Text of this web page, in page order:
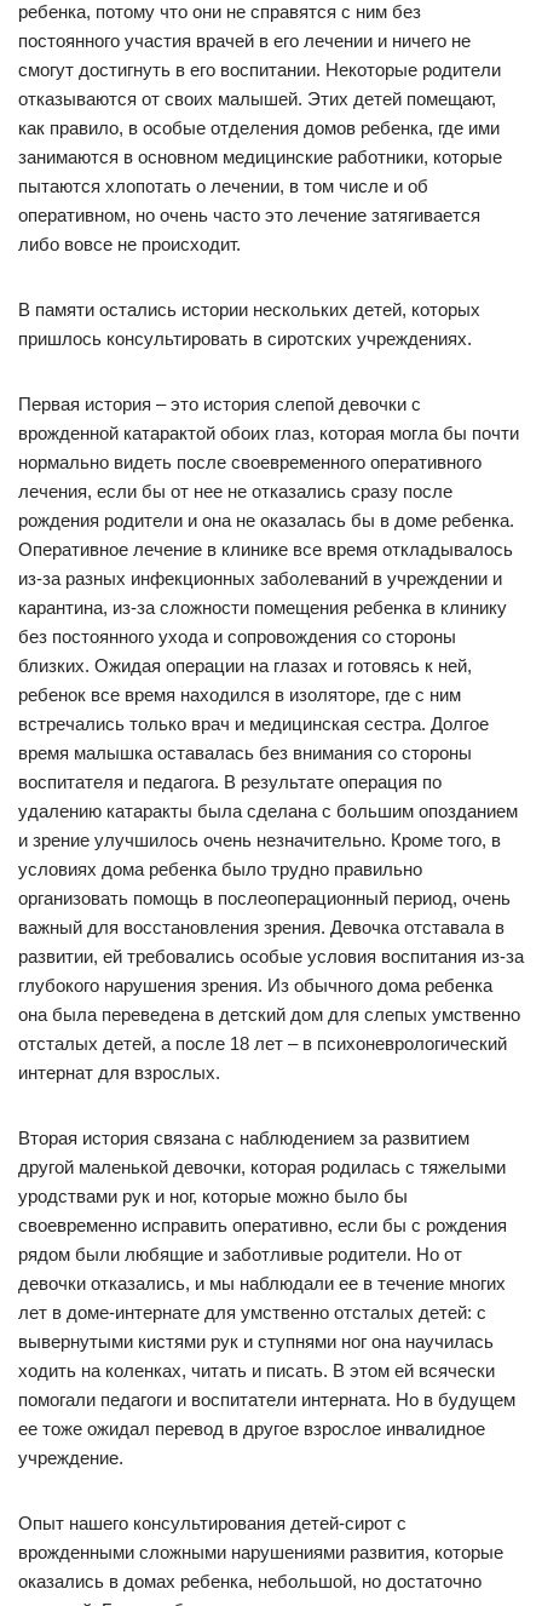
ребенка, потому что они не справятся с ним без
постоянного участия врачей в его лечении и ничего не
смогут достигнуть в его воспитании. Некоторые родители
отказываются от своих малышей. Этих детей помещают,
как правило, в особые отделения домов ребенка, где ими
занимаются в основном медицинские работники, которые
пытаются хлопотать о лечении, в том числе и об
оперативном, но очень часто это лечение затягивается
либо вовсе не происходит.
В памяти остались истории нескольких детей, которых
пришлось консультировать в сиротских учреждениях.
Первая история – это история слепой девочки с
врожденной катарактой обоих глаз, которая могла бы почти
нормально видеть после своевременного оперативного
лечения, если бы от нее не отказались сразу после
рождения родители и она не оказалась бы в доме ребенка.
Оперативное лечение в клинике все время откладывалось
из-за разных инфекционных заболеваний в учреждении и
карантина, из-за сложности помещения ребенка в клинику
без постоянного ухода и сопровождения со стороны
близких. Ожидая операции на глазах и готовясь к ней,
ребенок все время находился в изоляторе, где с ним
встречались только врач и медицинская сестра. Долгое
время малышка оставалась без внимания со стороны
воспитателя и педагога. В результате операция по
удалению катаракты была сделана с большим опозданием
и зрение улучшилось очень незначительно. Кроме того, в
условиях дома ребенка было трудно правильно
организовать помощь в послеоперационный период, очень
важный для восстановления зрения. Девочка отставала в
развитии, ей требовались особые условия воспитания из-за
глубокого нарушения зрения. Из обычного дома ребенка
она была переведена в детский дом для слепых умственно
отсталых детей, а после 18 лет – в психоневрологический
интернат для взрослых.
Вторая история связана с наблюдением за развитием
другой маленькой девочки, которая родилась с тяжелыми
уродствами рук и ног, которые можно было бы
своевременно исправить оперативно, если бы с рождения
рядом были любящие и заботливые родители. Но от
девочки отказались, и мы наблюдали ее в течение многих
лет в доме-интернате для умственно отсталых детей: с
вывернутыми кистями рук и ступнями ног она научилась
ходить на коленках, читать и писать. В этом ей всячески
помогали педагоги и воспитатели интерната. Но в будущем
ее тоже ожидал перевод в другое взрослое инвалидное
учреждение.
Опыт нашего консультирования детей-сирот с
врожденными сложными нарушениями развития, которые
оказались в домах ребенка, небольшой, но достаточно